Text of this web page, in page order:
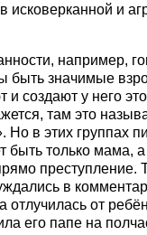
исковерканной и
например,
быть значимые
и создают у него
там это
Но в этих группах
быть только мама, а
преступление.
в
отлучилась от
его папе на